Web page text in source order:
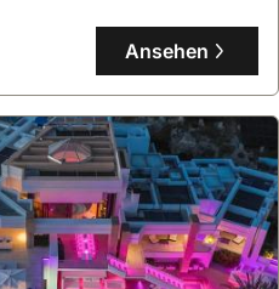
einen Jacuzzi und eine
Ansehen